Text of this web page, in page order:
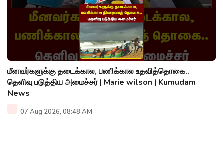
மீனவர்களுக்கு தடைக்கால, பணிக்கால உதவித்தொகை..
தெளிவு படுத்திய அமைச்சர் | Marie wilson | Kumudam
News
07 Aug 2026, 08:48 AM